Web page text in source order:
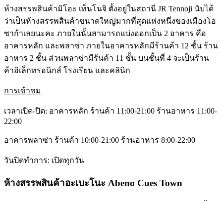
ห้างสรรพสินค้ามิโอะ เท็นโนจิ ตั้งอยู่ในสถานี JR Tennoji นับได้
ว่าเป็นห้างสรรพสินค้าขนาดใหญ่มากที่สุดแห่งหนึ่งของเมืองโอ
ซาก้าเลยนะคะ ภายในนั้นสามารถแบ่งออกเป็น 2 อาคาร คือ
อาคารหลัก และพลาซ่า ภายในอาคารหลักมีร้านค้า 12 ชั้น ร้าน
อาหาร 2 ชั้น ส่วนพลาซ่ามีร้นค้า 11 ชั้น บนชั้นที่ 4 จะเป็นร้าน
ค้าอิเล็กทรอนิกส์ โรงเรียน และคลินิก
การเข้าชม
เวลาเปิด-ปิด: อาคารหลัก ร้านค้า 11:00-21:00 ร้านอาหาร 11:00-
22:00
อาคารพลาซ่า ร้านค้า 10:00-21:00 ร้านอาหาร 8:00-22:00
วันปิดทำการ: เปิดทุกวัน
ห้างสรรพสินค้าอะเบะโนะ Abeno Cues Town